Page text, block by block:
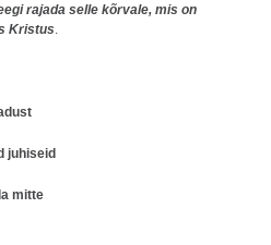
rajada selle kõrvale, mis on
Kristus.
juhiseid
mitte